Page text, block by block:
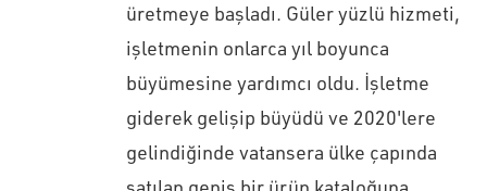
üretmeye başladı. Güler yüzlü hizmeti,
işletmenin onlarca yıl boyunca
büyümesine yardımcı oldu. İşletme
giderek gelişip büyüdü ve 2020'lere
gelindiğinde vatansera ülke çapında